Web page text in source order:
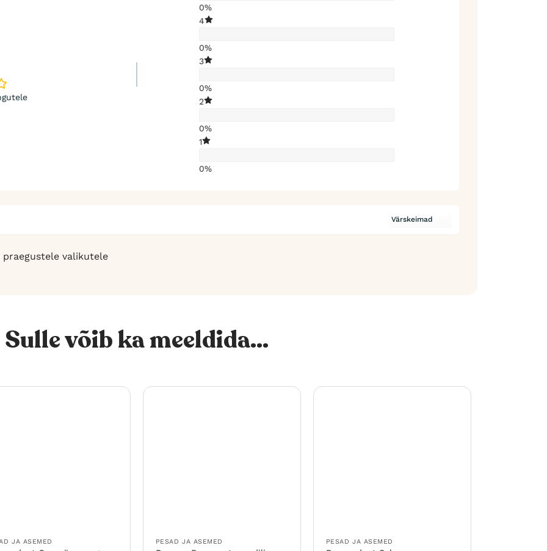
0%
4
0%
3
0%
2
0%
1
0%
praegustele valikutele
Sulle võib ka meeldida...
JA ASEMED PESAD JA ASEMED PESAD JA ASEMED